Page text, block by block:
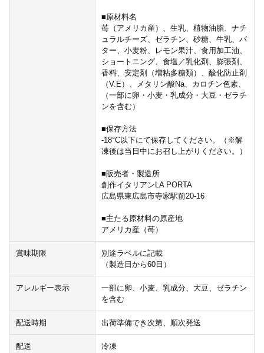
■原材料名
苺（アメリカ産）、生乳、植物油脂、ナチ
ュラルチーズ、ゼラチン、砂糖、牛乳、バ
ター、小麦粉、レモン果汁、食用加工油、
ショートニング、食塩／乳化剤、膨張剤、
香料、安定剤（増粘多糖類）、酸化防止剤
（V.E）、メタリン酸Na、カロチン色素、
（一部に卵・小麦・乳成分・大豆・ゼラチ
ンを含む）
■保存方法
-18°C以下にて保存してください。（※解
凍後は当日中にお召し上がりください。）
■販売者・製造所
創作イタリアンLA PORTA
広島県東広島市寺家駅前20-16
■主たる原材料の原産地
アメリカ産（苺）
賞味期限
別途ラベルに記載
（製造日から60日）
アレルギー表示
一部に卵、小麦、乳成分、大豆、ゼラチン
を含む
配送時期 出荷準備でき次第、順次発送
配送 冷凍